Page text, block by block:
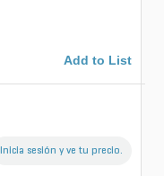
Add to List
Inicia sesión y ve tu precio.